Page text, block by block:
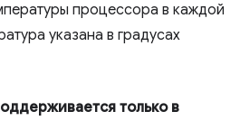
процессора в каждой
указана в градусах
только в